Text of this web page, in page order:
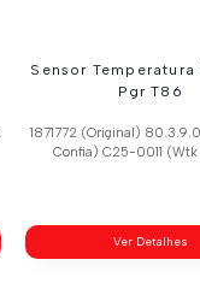
Sensor Temperatura
Pgr T86
1871772 (Original)
Confia) C25-0011
Ver Detalhes